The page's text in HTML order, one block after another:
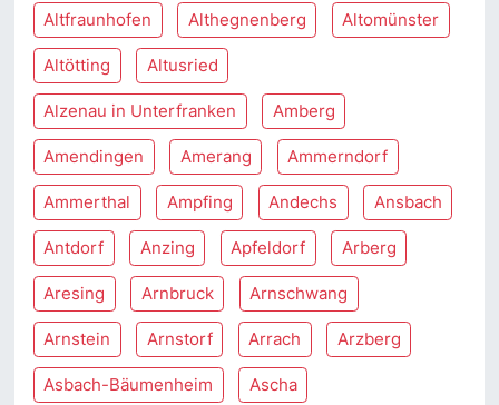
Altfraunhofen Althegnenberg Altomünster
Altötting Altusried
Alzenau in Unterfranken Amberg
Amendingen Amerang Ammerndorf
Ammerthal Ampfing Andechs Ansbach
Antdorf Anzing Apfeldorf Arberg
Aresing Arnbruck Arnschwang
Arnstein Arnstorf Arrach Arzberg
Asbach-Bäumenheim Ascha